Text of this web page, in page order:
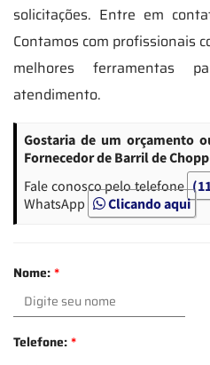
solicitações. Entre em
Contamos com profissionais
melhores ferramentas
atendimento.
Gostaria de um orçamento
Fornecedor de Barril de
Fale conosco pelo telefone
WhatsApp
Clicando aqui
Nome:*
Telefone:*